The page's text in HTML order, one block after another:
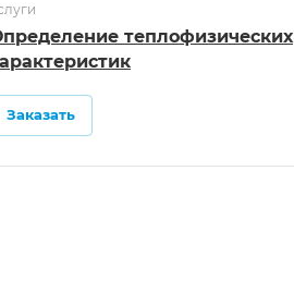
теплофизических
Заказать